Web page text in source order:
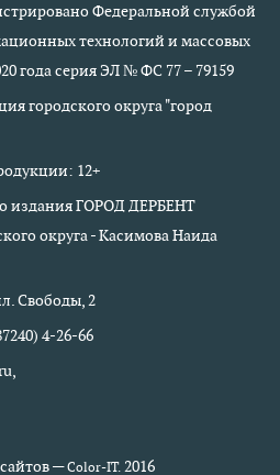
Федеральной службой
технологий и массовых
года серия ЭЛ № ФС 77 – 79159
городского округа "город
12+
издания ГОРОД ДЕРБЕНТ
округа - Касимова Наида
Свободы, 2
4-26-66
—Color-IT.2016